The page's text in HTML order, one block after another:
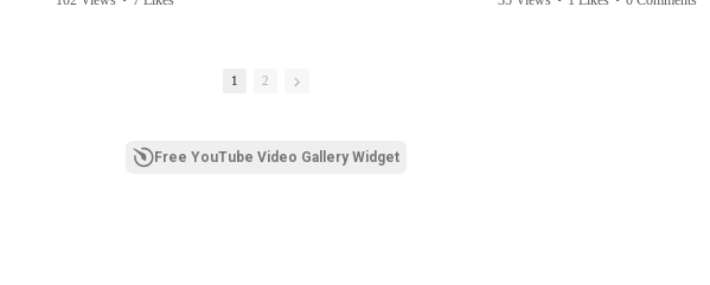
1 2
Free YouTube Video Gallery Widget